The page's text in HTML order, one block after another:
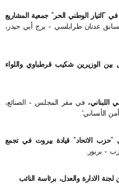
“التيار الوطني الحر” جمعية المشاريع
عدنان طرابلسي – برج أبي حيدر،
بين الوزيرين شكيب قرطباوي واللواء
في مقر المجلس – الصنائع،
الأنساني”.
“حزب الاتحاد” قيادة بيروت في تجمع
– بربور.
لجنة الادارة والعدل، برئاسة النائب